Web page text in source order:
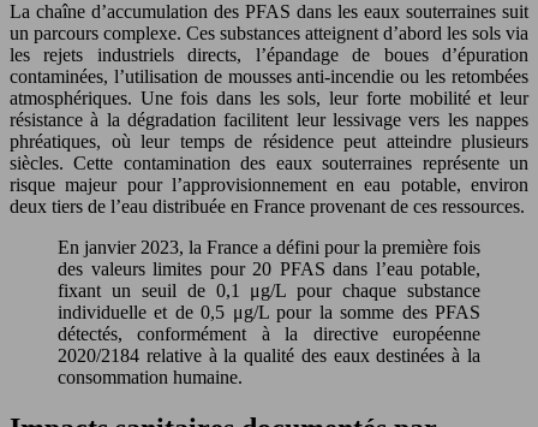
La chaîne d’accumulation des PFAS dans les eaux souterraines suit
un parcours complexe. Ces substances atteignent d’abord les sols via
les rejets industriels directs, l’épandage de boues d’épuration
contaminées, l’utilisation de mousses anti-incendie ou les retombées
atmosphériques. Une fois dans les sols, leur forte mobilité et leur
résistance à la dégradation facilitent leur lessivage vers les nappes
phréatiques, où leur temps de résidence peut atteindre plusieurs
siècles. Cette contamination des eaux souterraines représente un
risque majeur pour l’approvisionnement en eau potable, environ
deux tiers de l’eau distribuée en France provenant de ces ressources.
En janvier 2023, la France a défini pour la première fois
des valeurs limites pour 20 PFAS dans l’eau potable,
fixant un seuil de 0,1 μg/L pour chaque substance
individuelle et de 0,5 μg/L pour la somme des PFAS
détectés, conformément à la directive européenne
2020/2184 relative à la qualité des eaux destinées à la
consommation humaine.